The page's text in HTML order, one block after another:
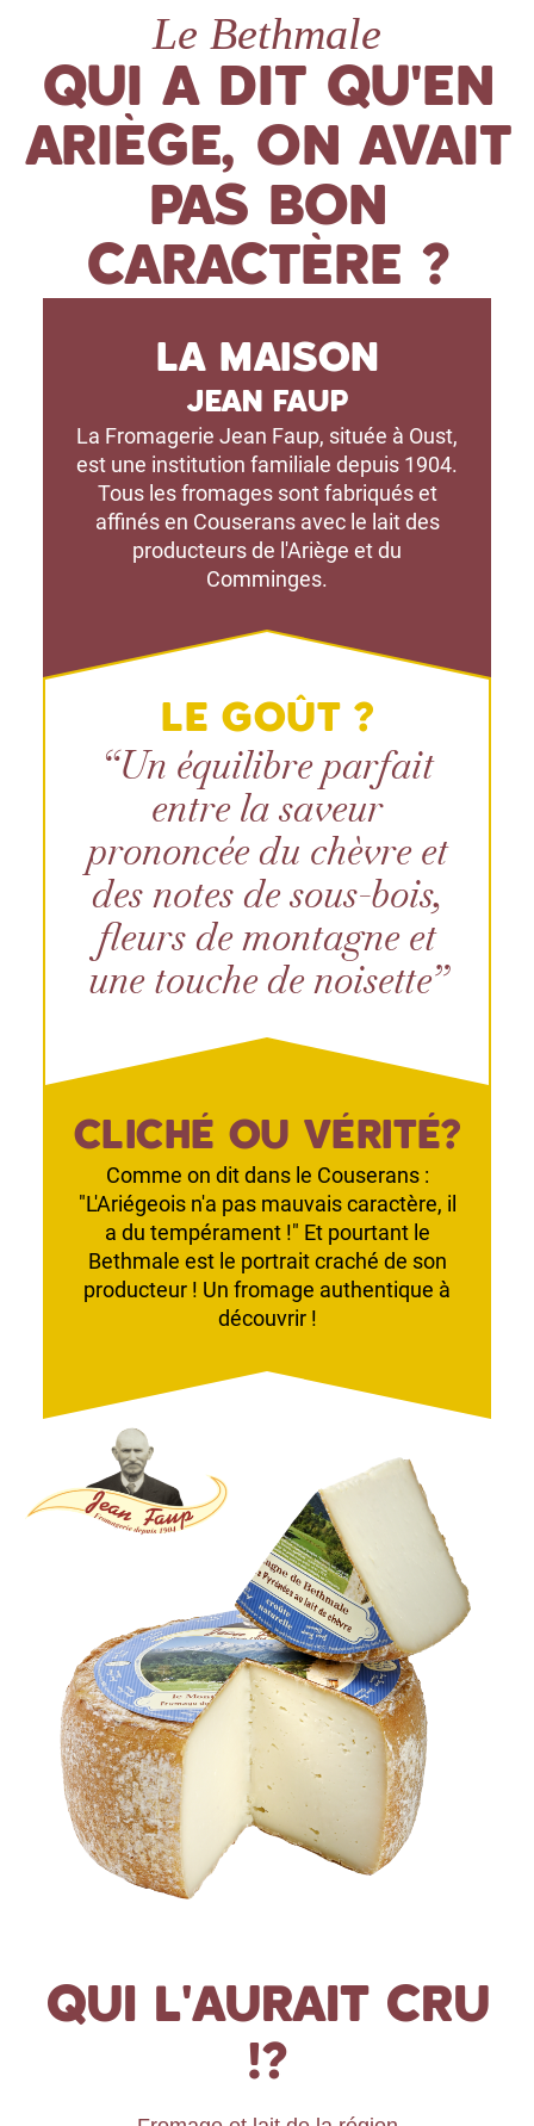
Le Bethmale
QUI A DIT QU'EN
ARIÈGE, ON AVAIT
PAS BON
CARACTÈRE ?
LA MAISON
JEAN FAUP
La Fromagerie Jean Faup, située à Oust,
est une institution familiale depuis 1904.
Tous les fromages sont fabriqués et
affinés en Couserans avec le lait des
producteurs de l'Ariège et du
Comminges.
LE GOÛT ?
“Un équilibre parfait
entre la saveur
prononcée du chèvre et
des notes de sous-bois,
fleurs de montagne et
une touche de noisette”
CLICHÉ OU VÉRITÉ?
Comme on dit dans le Couserans :
"L'Ariégeois n'a pas mauvais caractère, il
a du tempérament !" Et pourtant le
Bethmale est le portrait craché de son
producteur ! Un fromage authentique à
découvrir !
QUI L'AURAIT CRU
!?